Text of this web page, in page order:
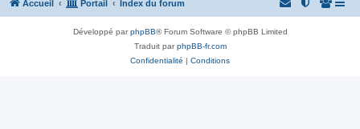
Accueil Portail Index du forum
Développé parphpBB® Forum Software © phpBB Limited
Traduit parphpBB-fr.com
Confidentialité | Conditions